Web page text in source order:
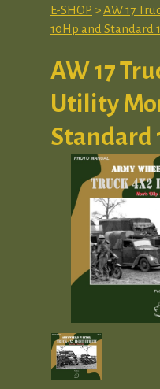
E-SHOP >AW 17
10Hp and Standard
AW 17
Utility
Standard